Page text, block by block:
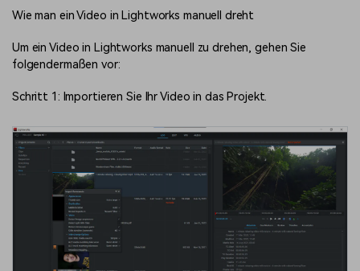
Wie man ein Video in Lightworks manuell dreht
Um ein Video in Lightworks manuell zu drehen, gehen Sie
folgendermaßen vor:
Schritt 1: Importieren Sie Ihr Video in das Projekt.